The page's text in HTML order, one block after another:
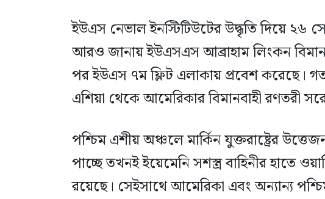
ইউএস নেভাল ইনস্টিটিউটের উদ্ধৃতি দিয়ে ২৬
আরও জানায় ইউএসএস আব্রাহাম লিংকন
পর ইউএস ৭ম ফ্লিট এলাকায় প্রবেশ করেছে।
এশিয়া থেকে আমেরিকার বিমানবাহী রণতরী
পশ্চিম এশীয় অঞ্চলে মার্কিন যুক্তরাষ্ট্রের
পাচ্ছে তখনই ইয়েমেনি সশস্ত্র বাহিনীর হাতে
রয়েছে। সেইসাথে আমেরিকা এবং অন্যান্য